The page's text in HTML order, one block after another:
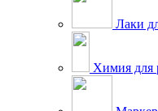
Лаки
Химия для